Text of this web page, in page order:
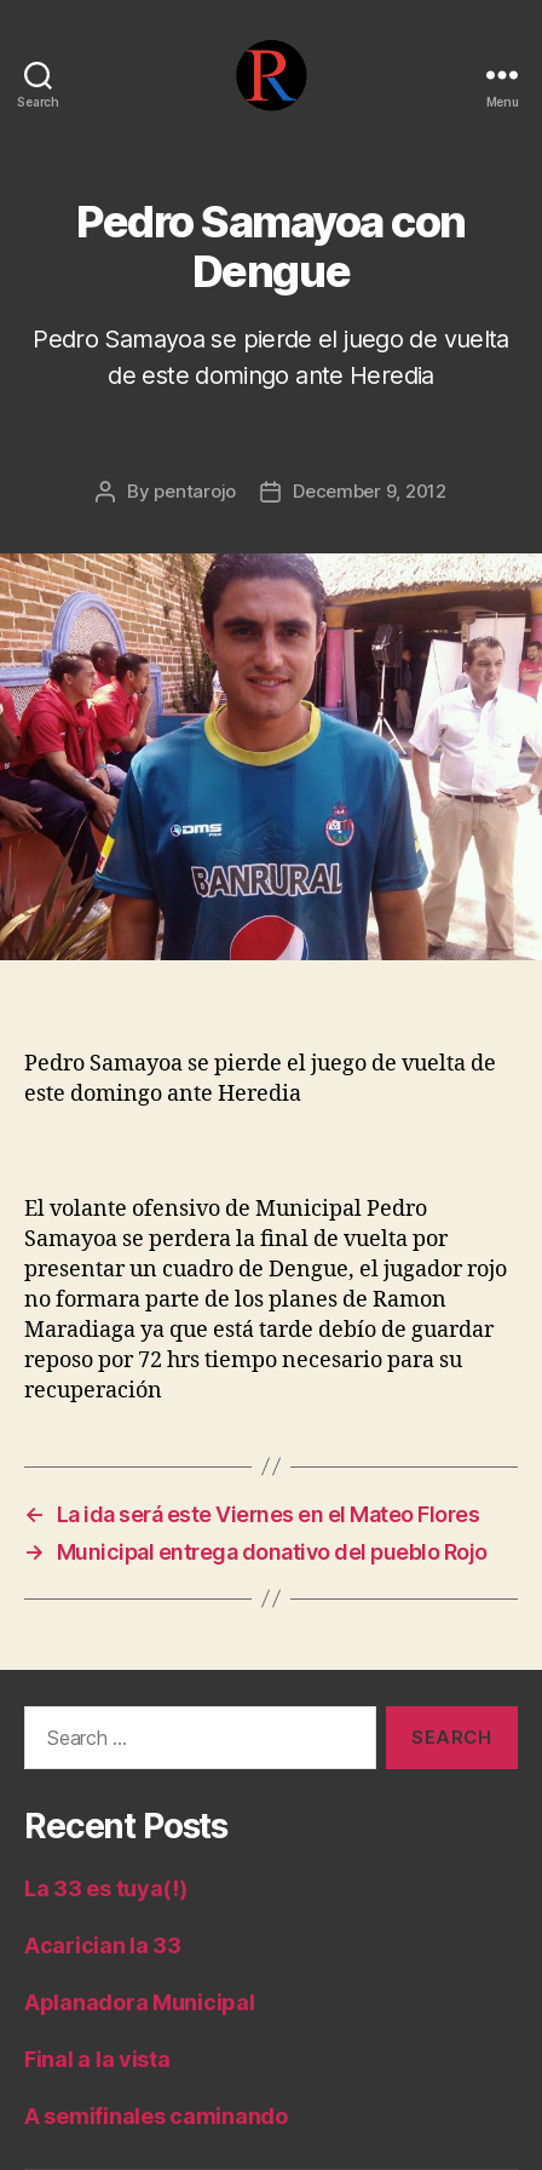
Search Menu
Pedro Samayoa con
Dengue
Pedro Samayoa se pierde el juego de vuelta
de este domingo ante Heredia
Post
By pentarojo
PostDecember 9, 2012
Pedro Samayoa se pierde el juego de vuelta de
este domingo ante Heredia
El volante ofensivo de Municipal Pedro
Samayoa se perdera la final de vuelta por
presentar un cuadro de Dengue, el jugador rojo
no formara parte de los planes de Ramon
Maradiaga ya que está tarde debío de guardar
reposo por 72 hrs tiempo necesario para su
recuperación
←
La ida será este Viernes en el Mateo Flores
→
Municipal entrega donativo del pueblo Rojo
Recent Posts
La 33 es tuya(!)
Acarician la 33
Aplanadora Municipal
Final a la vista
A semifinales caminando